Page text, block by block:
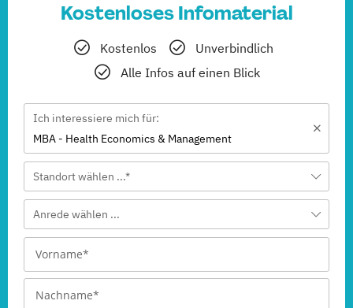
Kostenloses Infomaterial
Kostenlos
Unverbindlich
Alle Infos auf einen Blick
Ich interessiere mich für:
MBA - Health Economics & Management
Standort wählen ...*
Anrede wählen ...